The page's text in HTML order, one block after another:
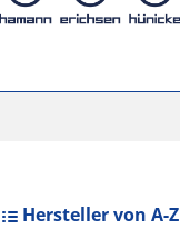
Hersteller von A-Z